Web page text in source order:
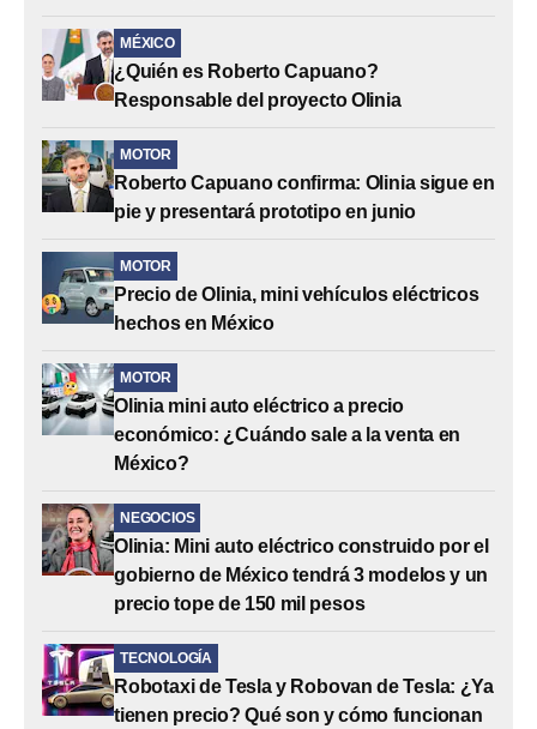
MÉXICO
¿Quién es Roberto Capuano?
Responsable del proyecto Olinia
MOTOR
Roberto Capuano confirma: Olinia sigue en
pie y presentará prototipo en junio
MOTOR
Precio de Olinia, mini vehículos eléctricos
hechos en México
MOTOR
Olinia mini auto eléctrico a precio
económico: ¿Cuándo sale a la venta en
México?
NEGOCIOS
Olinia: Mini auto eléctrico construido por el
gobierno de México tendrá 3 modelos y un
precio tope de 150 mil pesos
TECNOLOGÍA
Robotaxi de Tesla y Robovan de Tesla: ¿Ya
tienen precio? Qué son y cómo funcionan